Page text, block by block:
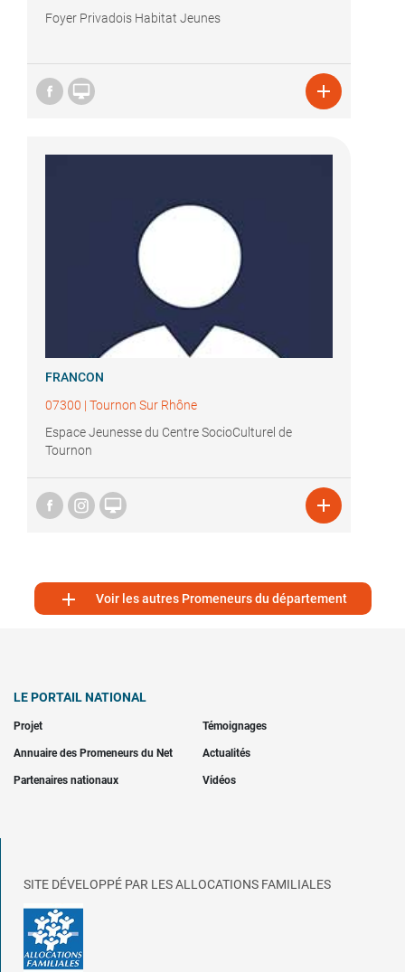
Foyer Privadois Habitat Jeunes
 
FRANCON
07300 | Tournon Sur Rhône
Espace Jeunesse du Centre SocioCulturel de
Tournon
 
 Voir les autres Promeneurs du département
LE PORTAIL NATIONAL
Projet Témoignages
Annuaire des Promeneurs du Net Actualités
Partenaires nationaux Vidéos
SITE DÉVELOPPÉ PAR LES ALLOCATIONS FAMILIALES